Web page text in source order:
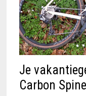
Je
Carbon